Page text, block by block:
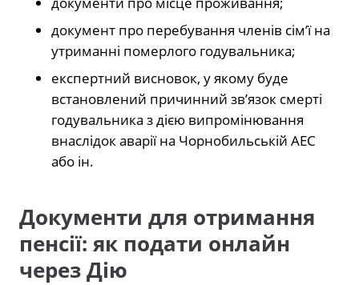
документ про перебування членів сім’ї на
утриманні померлого годувальника;
експертний висновок, у якому буде
встановлений причинний зв’язок смерті
годувальника з дією випромінювання
внаслідок аварії на Чорнобильській АЕС
або ін.
Документи для отримання
пенсії: як подати онлайн
через Дію